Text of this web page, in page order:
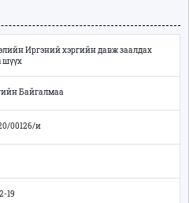
Иргэний хэргийн давж заалдах
Байгалмаа
00126/и
19